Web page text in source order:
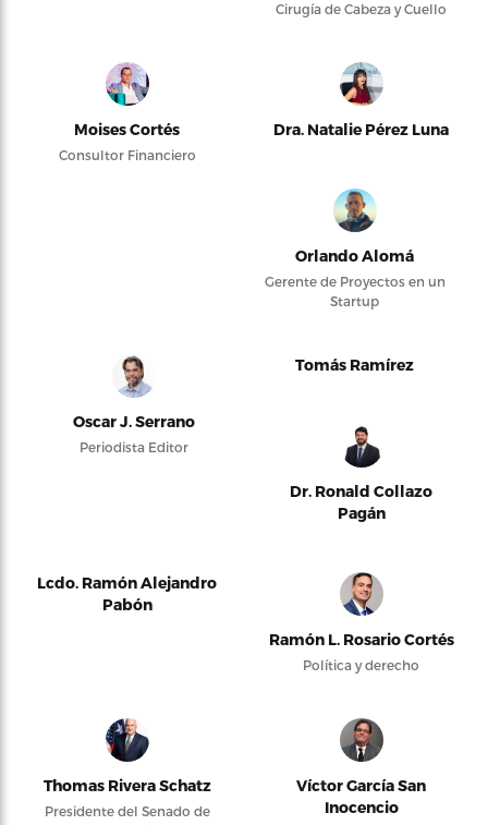
Cirugía de Cabeza y Cuello
Moises Cortés
Consultor Financiero
Dra. Natalie Pérez Luna
Orlando Alomá
Gerente de Proyectos en un
Startup
Oscar J. Serrano
Periodista Editor
Tomás Ramírez
Dr. Ronald Collazo
Pagán
Lcdo. Ramón Alejandro
Pabón
Ramón L. Rosario Cortés
Política y derecho
Thomas Rivera Schatz
Presidente del Senado de
Víctor García San
Inocencio